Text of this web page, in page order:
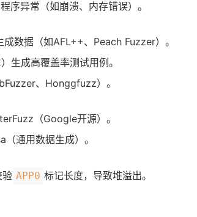
序异常（如崩溃、内存错误）。
数据（如AFL++、Peach Fuzzer）。
生成高覆盖率测试用例。
、Honggfuzz）。
（Google开源）。
通用数据生成）。
验 APP0 标记长度，导致堆溢出。